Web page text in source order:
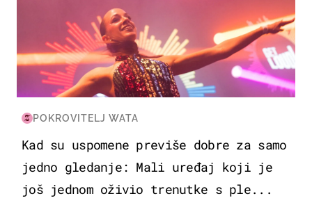
POKROVITELJ WATA
Kad su uspomene previše dobre za samo
jedno gledanje: Mali uređaj koji je
još jednom oživio trenutke s ple...